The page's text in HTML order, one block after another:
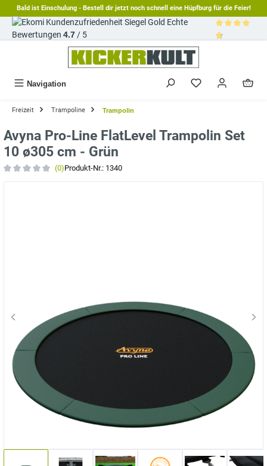
springen
Bald ist Einschulung - Bestell dir jetzt noch schnell eine Hüpfburg für die Feier!
Echte
Bewertungen 4.7/ 5
Navigation
Freizeit Trampoline Trampolin
Avyna Pro-Line FlatLevel Trampolin Set
10 ø305 cm - Grün
(0)Produkt-Nr.: 1340